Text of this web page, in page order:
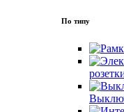
По типу